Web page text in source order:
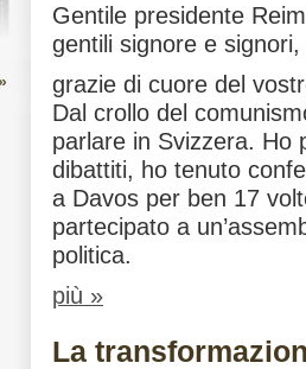
Gentile presidente
gentili signore e signori,
grazie di cuore del
Dal crollo del
parlare in Svizzera. Ho
dibattiti, ho tenuto
a Davos per ben 17
partecipato a
politica.
più »
La